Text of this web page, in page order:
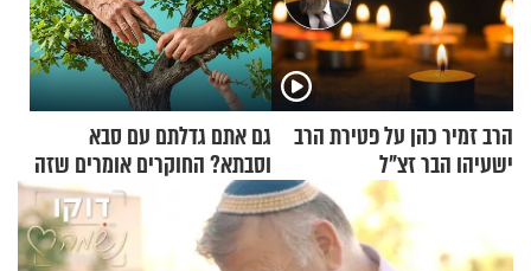
הרב זמיר כהן על פטירת הרב
ישעיהו הבר זצ"ל
גם אתם גדלתם עם סבא
וסבתא? החוקרים אומרים שזה
מתכון מנצח